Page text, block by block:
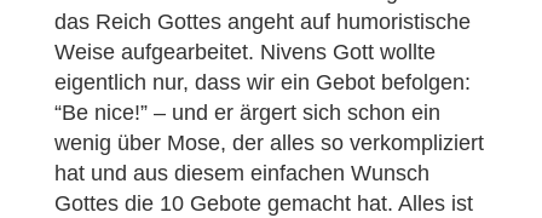
das Reich Gottes angeht auf humoristische
Weise aufgearbeitet. Nivens Gott wollte
eigentlich nur, dass wir ein Gebot befolgen:
“Be nice!” – und er ärgert sich schon ein
wenig über Mose, der alles so verkompliziert
hat und aus diesem einfachen Wunsch
Gottes die 10 Gebote gemacht hat. Alles ist